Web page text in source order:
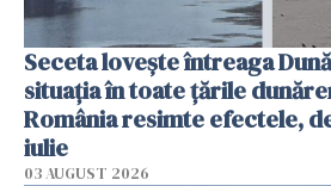
Seceta lovește întreaga
situația în toate țările
România resimte efectele,
iulie
03 AUGUST 2026